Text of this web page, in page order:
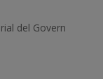
del Govern